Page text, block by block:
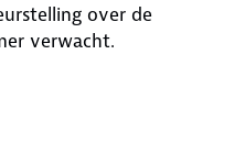
over de
verwacht.